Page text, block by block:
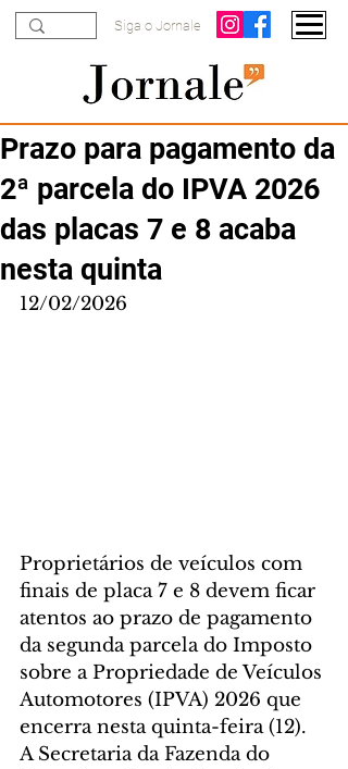
Siga o Jornale
Prazo para pagamento da
2ª parcela do IPVA 2026
das placas 7 e 8 acaba
nesta quinta
12/02/2026
Proprietários de veículos com
finais de placa 7 e 8 devem ficar
atentos ao prazo de pagamento
da segunda parcela do Imposto
sobre a Propriedade de Veículos
Automotores (IPVA) 2026 que
encerra nesta quinta-feira (12).
A Secretaria da Fazenda do